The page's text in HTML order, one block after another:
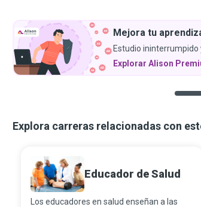
Mejora tu
Estudio ininterrumpido
Explorar Alison
Explora carreras relacionadas con
Educador de Salud
Los educadores en salud enseñan a las